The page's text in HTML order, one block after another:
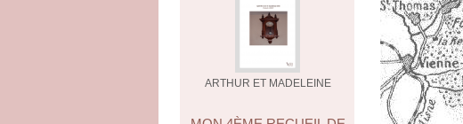
ARTHUR ET MADELEINE